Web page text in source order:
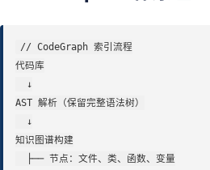
// CodeGraph 索引流程
代码库
  ↓
AST 解析（保留完整语法树）
  ↓
知识图谱构建
  ├── 节点：文件、类、函数、变量